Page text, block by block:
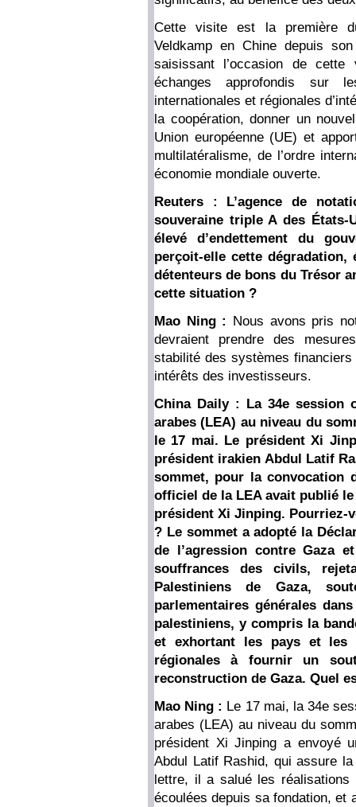
Cette visite est la première
Veldkamp en Chine depuis
saisissant l’occasion de
échanges approfondis sur
internationales et régionales
la coopération, donner un
Union européenne (UE) et
multilatéralisme, de l’ordre
économie mondiale ouverte.
Reuters : L’agence de
souveraine triple A des
élevé d’endettement du
perçoit-elle cette dégradation,
détenteurs de bons du Trésor
cette situation ?
Mao Ning : Nous avons pris
devraient prendre des
stabilité des systèmes
intérêts des investisseurs.
China Daily : La 34e session
arabes (LEA) au niveau du
le 17 mai. Le président Xi
président irakien Abdul Latif
sommet, pour la convocation
officiel de la LEA avait publié
président Xi Jinping. Pourriez-
? Le sommet a adopté la
de l’agression contre Gaza
souffrances des civils,
Palestiniens de Gaza,
parlementaires générales
palestiniens, y compris la
et exhortant les pays et les
régionales à fournir un
reconstruction de Gaza. Quel
Mao Ning : Le 17 mai, la 34e
arabes (LEA) au niveau du
président Xi Jinping a envoyé
Abdul Latif Rashid, qui assure
lettre, il a salué les
écoulées depuis sa fondation, et